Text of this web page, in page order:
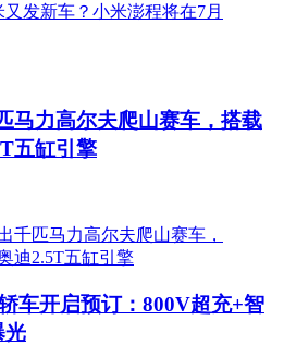
马力高尔夫爬山赛车，搭载
五缸引擎
车开启预订：800V超充+智
光